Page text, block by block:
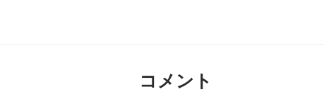
コメント